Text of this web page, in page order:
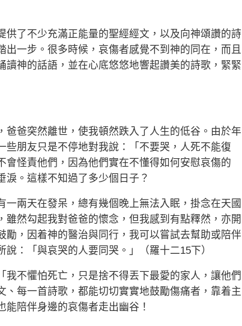
了不少充滿正能量的聖經經文，以及向神頌讚的詩
一步。很多時候，哀傷者感覺不到神的同在，而且
神的話語，並在心底悠悠地響起讚美的詩歌，緊緊
爸突然離世，使我頓然跌入了人生的低谷。由於年
朋友只是不停地對我說：「不要哭，人死不能復
怪責他們，因為他們實在不懂得如何安慰哀傷的
淚。這樣不知過了多少個日子？
兩天在發呆，總有幾個晚上無法入眠，掛念在天國
然勾起我對爸爸的懷念，但我感到有點釋然，亦開
，因着神的醫治與同行，我可以嘗試去幫助或陪伴
：「與哀哭的人要同哭。」（羅十二15下）
不懼怕死亡，只是捨不得丟下最愛的家人，讓他們
每一首詩歌，都能切切實實地鼓勵傷痛者，靠着主
陪伴身邊的哀傷者走出幽谷！